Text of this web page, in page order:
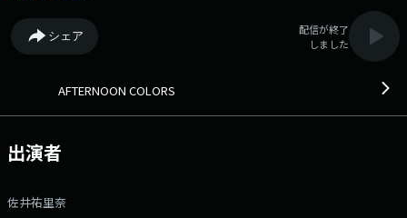
ォーカスして午後をカラフルに！◆ メッセージ・リクエストはこち
ら Xハッシュタグは「#アフカラ807」 Xアカウントは
「@afternoon807」
シェア
配信が終了
しました
AFTERNOON COLORS
出演者
佐井祐里奈